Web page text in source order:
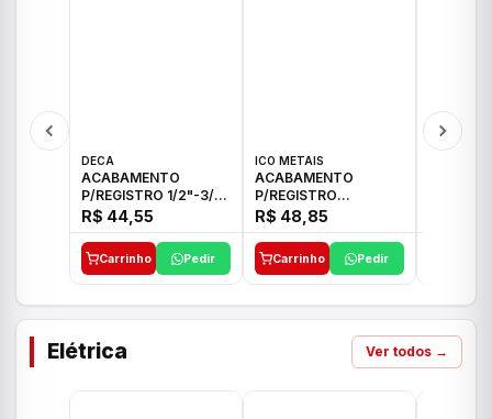
DECA
ACABAMENTO
P/REGISTRO 1/2"-3/4"
E 1"C21.PQ DECA
R$ 44,55
Carrinho Pedir
ICO METAIS
ACABAMENTO
P/REGISTRO
1/2"-3/4"-1" ACB M
CS 33 ICO
R$ 48,85
Carrinho Pedir
Elétrica Ver todos →